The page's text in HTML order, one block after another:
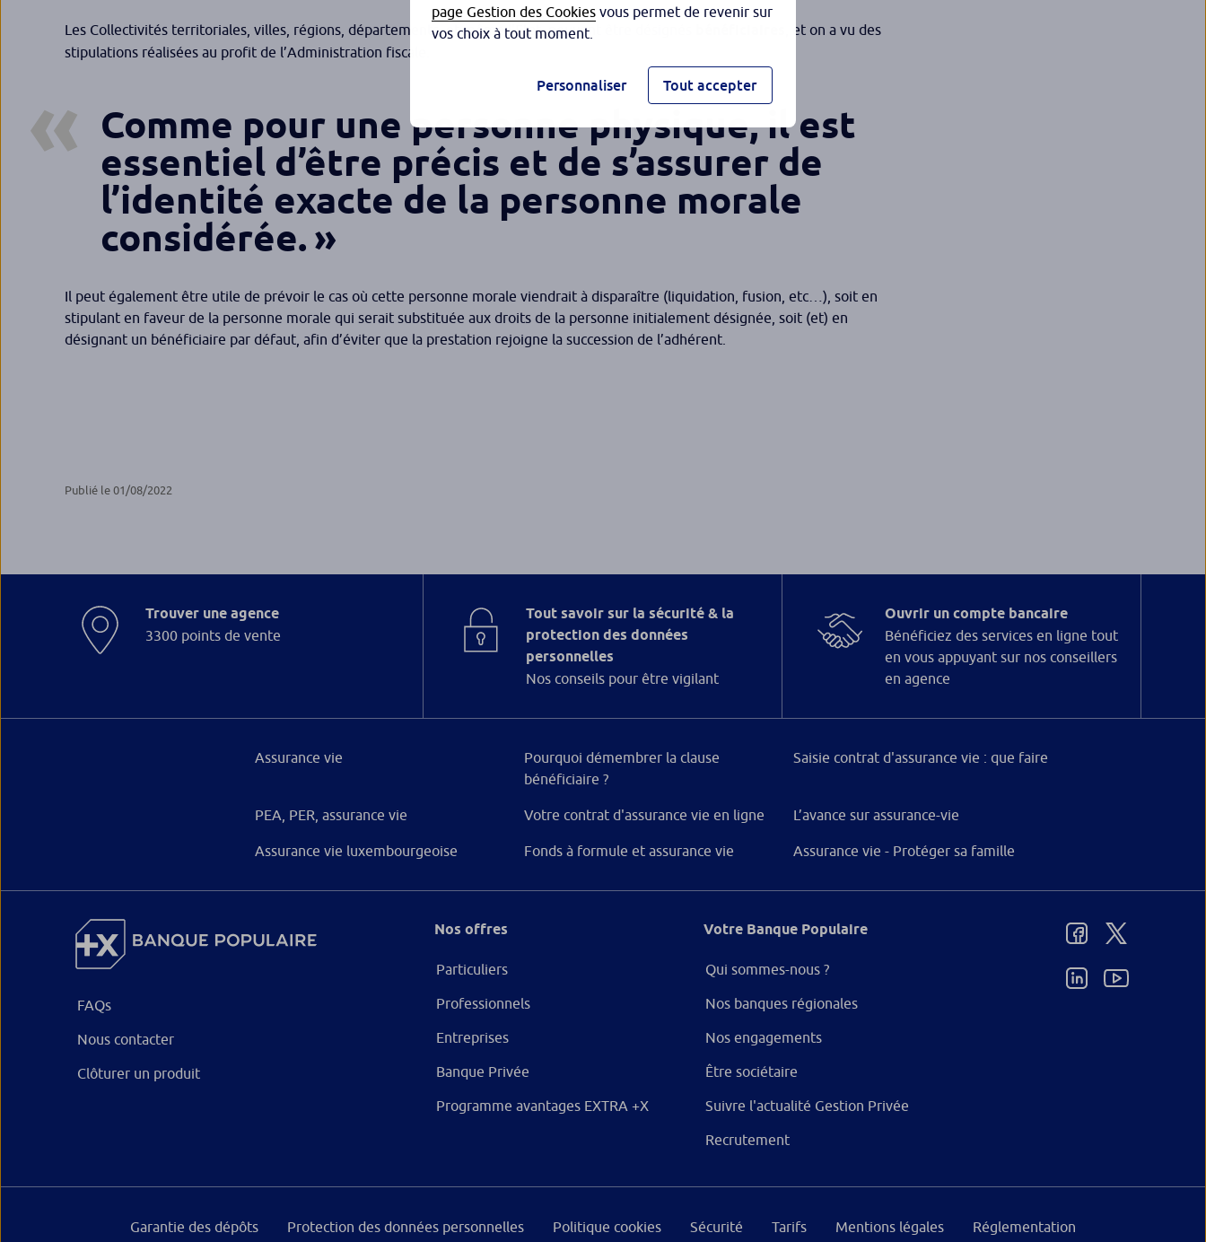
Les Collectivités territoriales, villes, régions, départements, et même l’Etat, peuvent être désignés
, et on a vu des
stipulations réalisées au profit de l’Administration fiscale.
Comme pour une personne physique, il est
essentiel d’être précis et de s’assurer de
l’identité exacte de la personne morale
considérée.
Il peut également être utile de prévoir le cas où cette personne morale viendrait à disparaître (liquidation, fusion, etc…), soit en
stipulant en faveur de la personne morale qui serait substituée aux droits de la personne initialement désignée, soit (et) en
désignant un bénéficiaire par défaut, afin d’éviter que la prestation rejoigne la succession de l’adhérent.
Publié le 01/08/2022
Trouver une agence
3300 points de vente
Tout savoir sur la sécurité & la
protection des données
personnelles
Nos conseils pour être vigilant
Ouvrir un compte bancaire
Bénéficiez des services en ligne tout
en vous appuyant sur nos conseillers
en agence
Assurance vie
Pourquoi démembrer la clause
bénéficiaire ?
Saisie contrat d'assurance vie : que faire
PEA, PER, assurance vie Votre contrat d'assurance vie en ligne L’avance sur assurance-vie
Assurance vie luxembourgeoise Fonds à formule et assurance vie Assurance vie - Protéger sa famille
FAQs
Nous contacter
Clôturer un produit
Nos offres
Particuliers
Professionnels
Entreprises
Banque Privée
Programme avantages EXTRA +X
Votre Banque Populaire
Qui sommes-nous ?
Nos banques régionales
Nos engagements
Être sociétaire
Suivre l'actualité Gestion Privée
Recrutement
Garantie des dépôts Protection des données personnelles Politique cookies Sécurité Tarifs Mentions légales Réglementation
page Gestion des Cookies vous permet de revenir sur
vos choix à tout moment.
Personnaliser Tout accepter